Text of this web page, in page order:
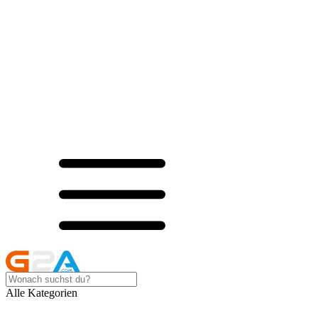
Alle Kategorien